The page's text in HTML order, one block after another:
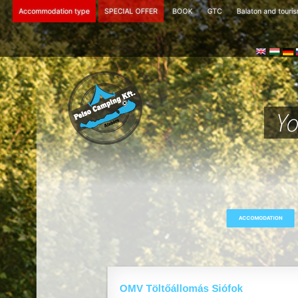
Accommodation type SPECIAL OFFER BOOK GTC Balaton and
OMV Töltőállomás Siófok